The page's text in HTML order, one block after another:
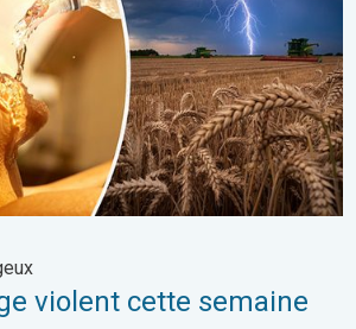
violent cette semaine